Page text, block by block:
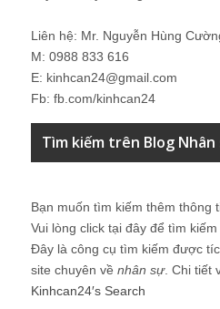
Liên hệ: Mr. Nguyễn Hùng
M: 0988 833 616
E: kinhcan24@gmail.com
Fb: fb.com/kinhcan24
Tìm kiếm trên Blog Nhân
Bạn muốn tìm kiếm thêm thông
Vui lòng click tại đây để tìm kiếm
Đây là công cụ tìm kiếm được
site chuyên về nhân sự. Chi tiết
Kinhcan24′s Search